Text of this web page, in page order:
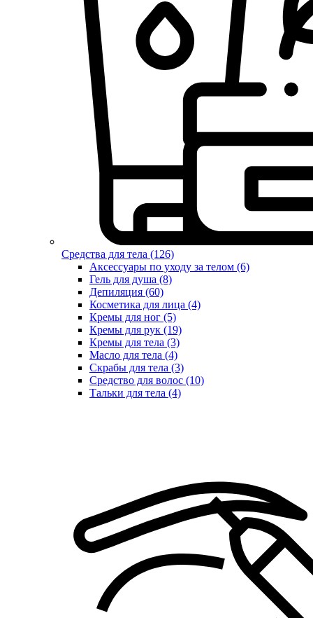
Средства для тела (126)
Аксессуары по уходу за телом (6)
Гель для душа (8)
Депиляция (60)
Косметика для лица (4)
Кремы для ног (5)
Кремы для рук (19)
Кремы для тела (3)
Масло для тела (4)
Скрабы для тела (3)
Средство для волос (10)
Тальки для тела (4)